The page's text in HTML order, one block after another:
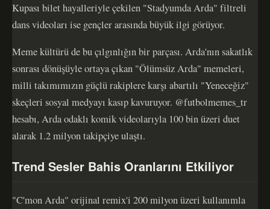
Kupası bilet hayalleriyle çekilen "Stadyumda Arda" filtreli
dans videoları ise gençler arasında büyük ilgi görüyor.
Meme kültürü de bu çılgınlığın bir parçası. Arda'nın sakatlık
sonrası dönüşüyle ortaya çıkan "Ölümsüz Arda" memeleri,
milli takımımızın güçlü rakiplere karşı abartılı "Yeneceğiz"
skeçleri sosyal medyayı kasıp kavuruyor. @futbolmemes_tr
hesabı, Arda odaklı komik videolarıyla 100 bin üzeri duet
alarak 1.2 milyon takipçiye ulaştı.
Trend Sesler Bahis Oranlarını Etkiliyor
"C'mon Arda" orijinal remix'i 200 milyon üzeri kullanımla